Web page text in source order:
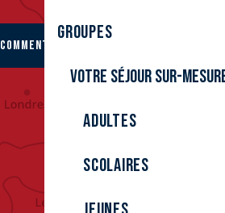
Groupes
Votre séjour sur-
Adultes
Scolaires
COMMENT VENIR ?